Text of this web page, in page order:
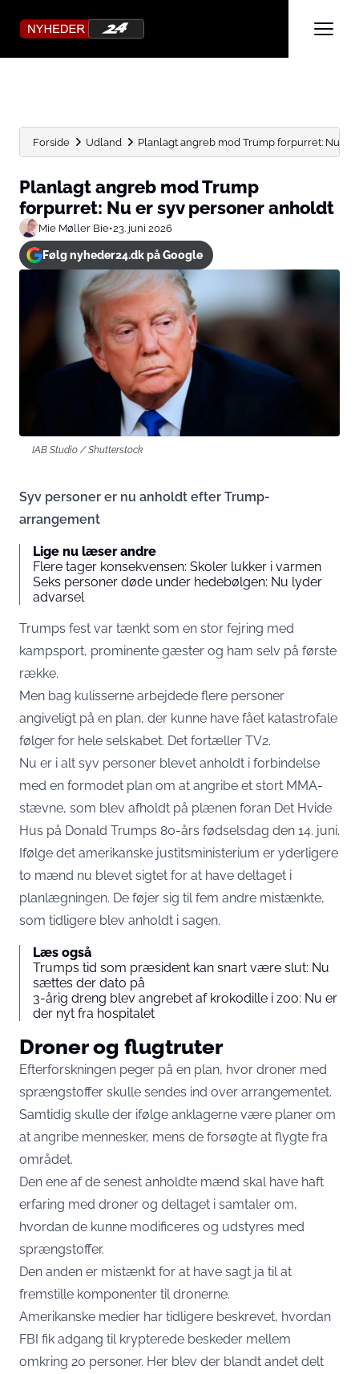
Forside Udland Planlagt angreb mod Trump forpurret: Nu er
Planlagt angreb mod Trump
forpurret: Nu er syv personer anholdt
Mie Møller Bie•23. juni 2026
Følg nyheder24.dk på Google
IAB Studio / Shutterstock
Syv personer er nu anholdt efter Trump-
arrangement
Lige nu læser andre
Flere tager konsekvensen: Skoler lukker i varmen
Seks personer døde under hedebølgen: Nu lyder
advarsel
Trumps fest var tænkt som en stor fejring med
kampsport, prominente gæster og ham selv på første
række.
Men bag kulisserne arbejdede flere personer
angiveligt på en plan, der kunne have fået katastrofale
følger for hele selskabet. Det fortæller TV2.
Nu er i alt syv personer blevet anholdt i forbindelse
med en formodet plan om at angribe et stort MMA-
stævne, som blev afholdt på plænen foran Det Hvide
Hus på Donald Trumps 80-års fødselsdag den 14. juni.
Ifølge det amerikanske justitsministerium er yderligere
to mænd nu blevet sigtet for at have deltaget i
planlægningen. De føjer sig til fem andre mistænkte,
som tidligere blev anholdt i sagen.
Læs også
Trumps tid som præsident kan snart være slut: Nu
sættes der dato på
3-årig dreng blev angrebet af krokodille i zoo: Nu er
der nyt fra hospitalet
Droner og flugtruter
Efterforskningen peger på en plan, hvor droner med
sprængstoffer skulle sendes ind over arrangementet.
Samtidig skulle der ifølge anklagerne være planer om
at angribe mennesker, mens de forsøgte at flygte fra
området.
Den ene af de senest anholdte mænd skal have haft
erfaring med droner og deltaget i samtaler om,
hvordan de kunne modificeres og udstyres med
sprængstoffer.
Den anden er mistænkt for at have sagt ja til at
fremstille komponenter til dronerne.
Amerikanske medier har tidligere beskrevet, hvordan
FBI fik adgang til krypterede beskeder mellem
omkring 20 personer. Her blev der blandt andet delt